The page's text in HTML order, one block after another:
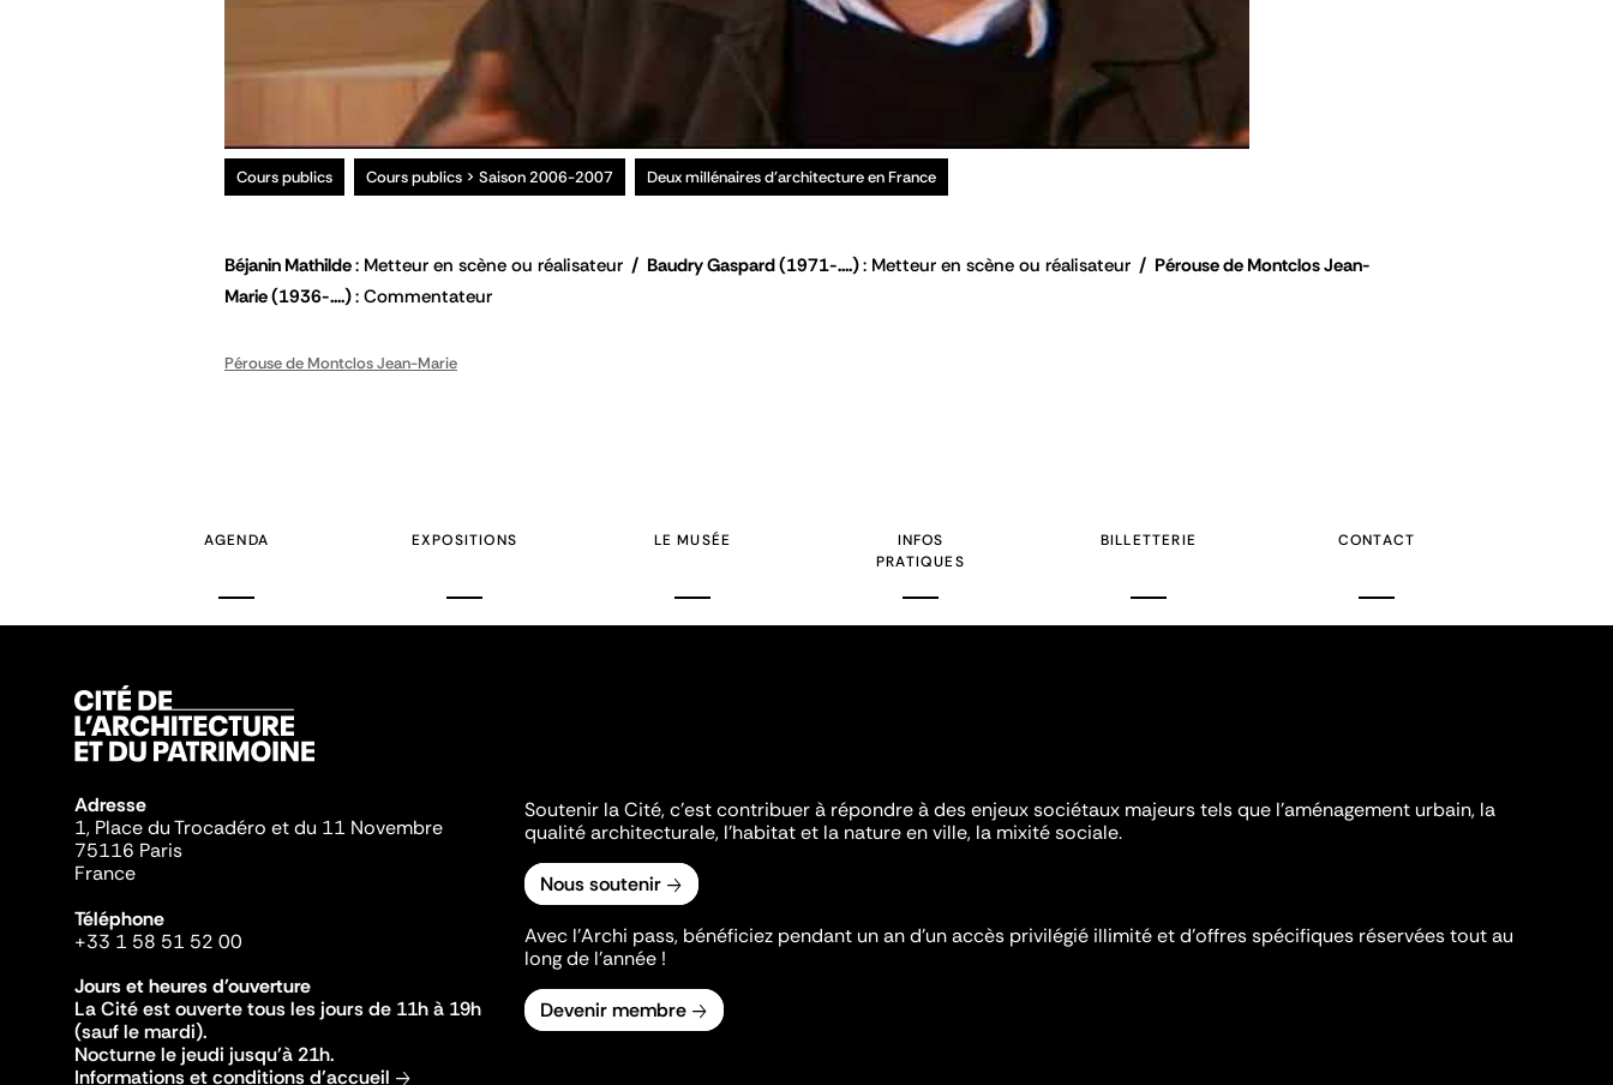
Cours publics Cours publics > Saison 2006-2007 Deux millénaires d'architecture en France
Béjanin Mathilde Metteur en scène ou réalisateur Baudry Gaspard(1971-....) Metteur en scène ou réalisateur
Pérouse de Montclos Jean-
Marie(1936-....) Commentateur
Pérouse de Montclos Jean-Marie
AGENDA EXPOSITIONS LE MUSÉE
INFOS
PRATIQUES
BILLETTERIE CONTACT
Adresse
1, Place du Trocadéro et du 11 Novembre
75116 Paris
France
Téléphone
+33 1 58 51 52 00
Jours et heures d'ouverture
La Cité est ouverte tous les jours de 11h à 19h
(sauf le mardi).
Nocturne le jeudi jusqu'à 21h.
Informations et conditions d'accueil
Soutenir la Cité, c'est contribuer à répondre à des enjeux sociétaux majeurs tels que l'aménagement urbain, la
qualité architecturale, l'habitat et la nature en ville, la mixité sociale.
Nous soutenir
Avec l’Archi pass, bénéficiez pendant un an d’un accès privilégié illimité et d’offres spécifiques réservées tout au
long de l’année !
Devenir membre